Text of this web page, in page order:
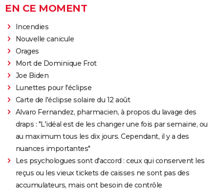
EN CE MOMENT
Incendies
Nouvelle canicule
Orages
Mort de Dominique Frot
Joe Biden
Lunettes pour l'éclipse
Carte de l'éclipse solaire du 12 août
Alvaro Fernandez, pharmacien, à propos du lavage des
draps : "L'idéal est de les changer une fois par semaine, ou
au maximum tous les dix jours. Cependant, il y a des
nuances importantes"
Les psychologues sont d'accord : ceux qui conservent les
reçus ou les vieux tickets de caisses ne sont pas des
accumulateurs, mais ont besoin de contrôle